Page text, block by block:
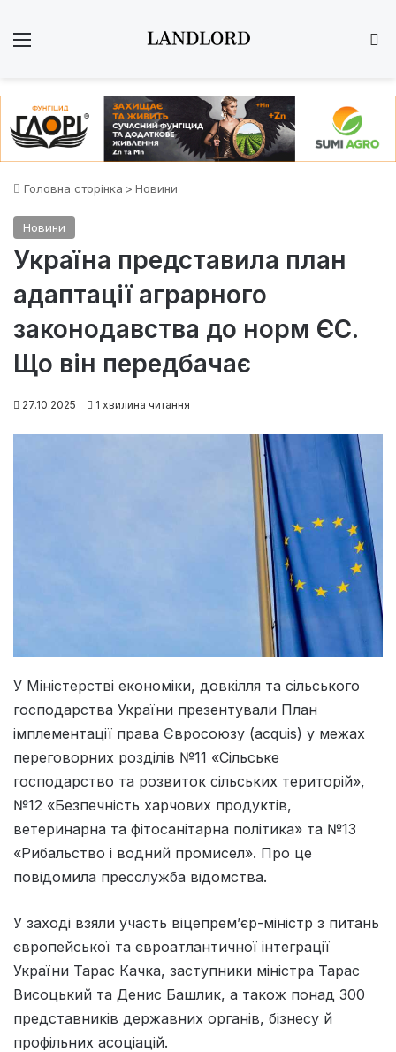
Головна сторінка > Новини
Новини
Україна представила план
адаптації аграрного
законодавства до норм ЄС.
Що він передбачає
27.10.2025 1 хвилина читання
У Міністерстві економіки, довкілля та сільського
господарства України презентували План
імплементації права Євросоюзу (acquis) у межах
переговорних розділів №11 «Сільське
господарство та розвиток сільських територій»,
№12 «Безпечність харчових продуктів,
ветеринарна та фітосанітарна політика» та №13
«Рибальство і водний промисел». Про це
повідомила пресслужба відомства.
У заході взяли участь віцепрем’єр-міністр з питань
європейської та євроатлантичної інтеграції
України Тарас Качка, заступники міністра Тарас
Висоцький та Денис Башлик, а також понад 300
представників державних органів, бізнесу й
профільних асоціацій.